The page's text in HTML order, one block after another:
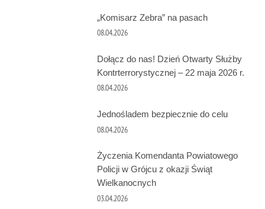
„Komisarz Zebra” na pasach
08.04.2026
Dołącz do nas! Dzień Otwarty Służby
Kontrterrorystycznej – 22 maja 2026 r.
08.04.2026
Jednośladem bezpiecznie do celu
08.04.2026
Życzenia Komendanta Powiatowego
Policji w Grójcu z okazji Świąt
Wielkanocnych
03.04.2026